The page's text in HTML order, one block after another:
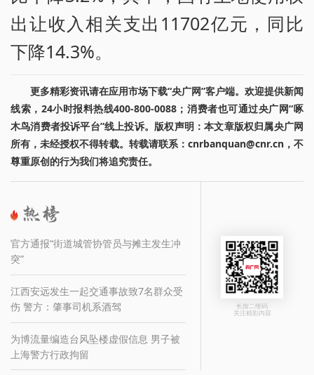
出让收入相关支出11702亿元，同比
下降14.3%。
更多精彩资讯请在应用市场下载“央广网”客户端。欢迎提供新闻
线索，24小时报料热线400-800-0088；消费者也可通过央广网“啄
木鸟消费者投诉平台”线上投诉。版权声明：本文章版权归属央广网
所有，未经授权不得转载。转载请联系：cnrbanquan@cnr.cn，不
尊重原创的行为我们将追究责任。
官方通报“街道城管协管员与摊主发生冲
突”
江西安远发生一起交通事故致7名群众受
伤 警方：肇事司机系酒驾
为博流量编造台风坠楼虚假信息 男子被
上海警方行政拘留
长按二维码
关注精彩内容